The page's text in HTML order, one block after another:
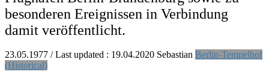
besonderen Ereignissen in Verbindung
damit veröffentlicht.
23.05.1977 / Last updated : 19.04.2020 Sebastian Berlin-Tempelhof
(Historical)